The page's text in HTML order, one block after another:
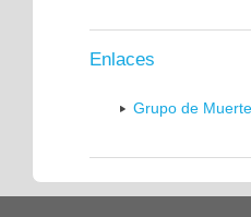
Enlaces
Grupo de